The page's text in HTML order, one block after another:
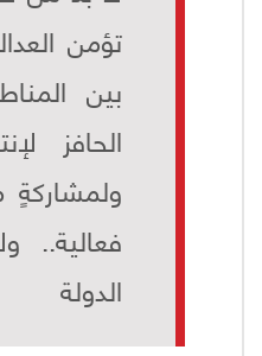
تؤمن
بين
الحافز
ولمشاركةٍ
فعالية..
الدولة